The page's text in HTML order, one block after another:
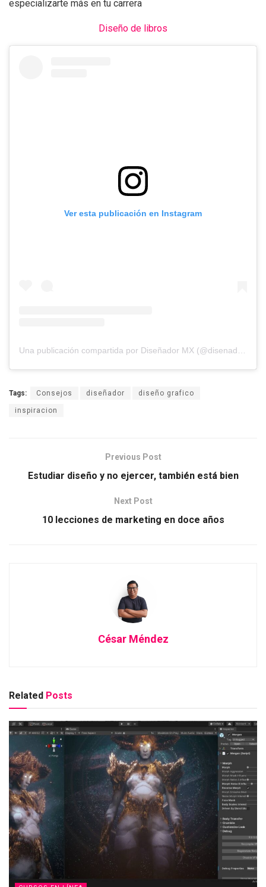
especializarte más en tu carrera
Diseño de libros
Ver esta publicación en Instagram
Una publicación compartida por Diseñador MX (@disenador.mx)
Tags: Consejos diseñador diseño grafico
inspiracion
Previous Post
Estudiar diseño y no ejercer, también está bien
Next Post
10 lecciones de marketing en doce años
César Méndez
Related Posts